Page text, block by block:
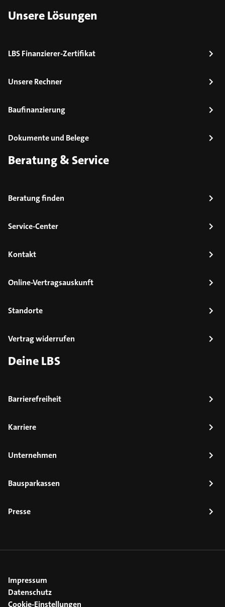
Unsere Lösungen
LBS Finanzierer-Zertifikat
Unsere Rechner
Baufinanzierung
Dokumente und Belege
Beratung & Service
Beratung finden
Service-Center
Kontakt
Online-Vertragsauskunft
Standorte
Vertrag widerrufen
Deine LBS
Barrierefreiheit
Karriere
Unternehmen
Bausparkassen
Presse
Impressum
Datenschutz
Cookie-Einstellungen